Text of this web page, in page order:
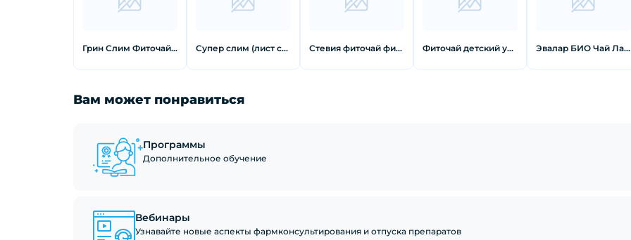
Грин Слим Фиточай Ананас пакетики 2 г 30 шт Супер слим (лист смородины) фиточай фильтр-пакет 2 г 30 шт Стевия фиточай фильтр-пакет 1 г 20 шт Фиточай детский укропный 1,5 г Фильтр-пакет 20 шт Эвалар БИО Чай ЛактоМама 1,5 г фильтр-пакеты 20 шт
Вам может понравиться
Программы
Дополнительное обучение
Вебинары
Узнавайте новые аспекты фармконсультирования и отпуска препаратов